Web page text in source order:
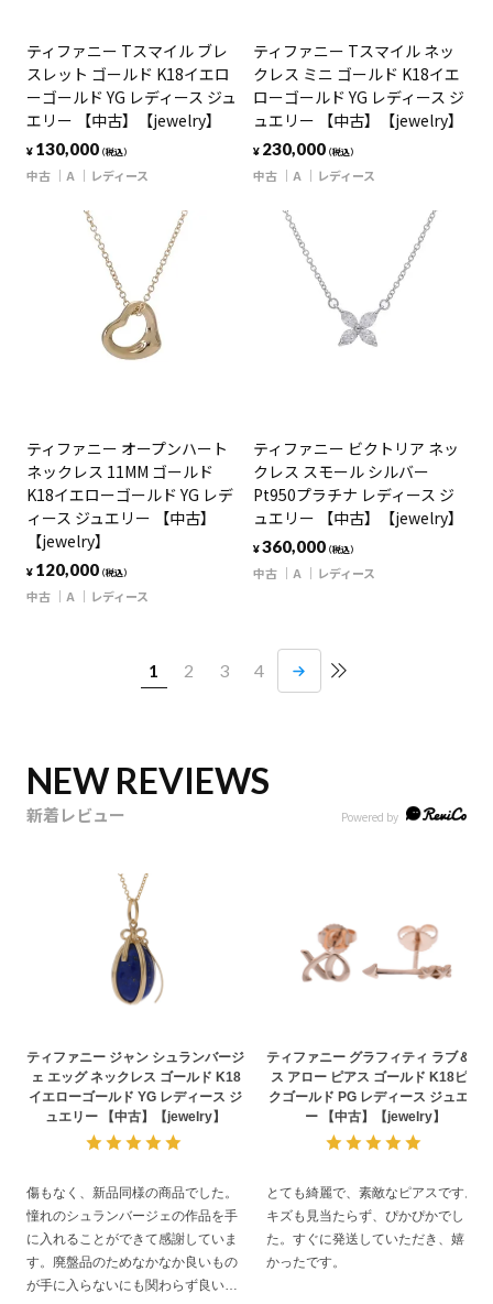
ティファニー Tスマイル ブレ
スレット ゴールド K18イエロ
ーゴールド YG レディース ジュ
エリー 【中古】【jewelry】
¥ 130,000（税込）
中古 A レディース
ティファニー Tスマイル ネッ
クレス ミニ ゴールド K18イエ
ローゴールド YG レディース ジ
ュエリー 【中古】【jewelry】
¥ 230,000（税込）
中古 A レディース
ティファニー オープンハート
ネックレス 11MM ゴールド
K18イエローゴールド YG レデ
ィース ジュエリー 【中古】
【jewelry】
¥ 120,000（税込）
中古 A レディース
ティファニー ビクトリア ネッ
クレス スモール シルバー
Pt950プラチナ レディース ジ
ュエリー 【中古】【jewelry】
¥360,000（税込）
中古 A レディース
1 2 3 4
NEW REVIEWS
新着レビュー
ティファニー ジャン シュランバージ
ェ エッグ ネックレス ゴールド K18
イエローゴールド YG レディース ジ
ュエリー 【中古】【jewelry】
傷もなく、新品同様の商品でした。
憧れのシュランバージェの作品を手
に入れることができて感謝していま
す。廃盤品のためなかなか良いもの
が手に入らないにも関わらず良い品
ティファニー グラフィティ ラブ＆キ
ス アロー ピアス ゴールド K18ピン
クゴールド PG レディース ジュエリ
ー 【中古】【jewelry】
とても綺麗で、素敵なピアスです。
キズも見当たらず、ぴかぴかでし
た。すぐに発送していただき、嬉し
かったです。